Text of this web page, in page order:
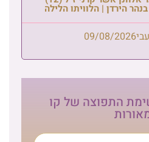
הירדן | הלוויתו הלילה
09/08/2026
התפוצה של קו